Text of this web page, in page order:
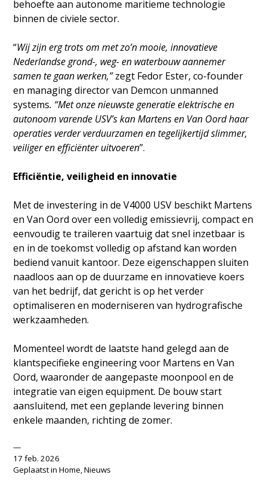
behoefte aan autonome maritieme technologie
binnen de civiele sector.
“Wij zijn erg trots om met zo’n mooie, innovatieve
Nederlandse grond-, weg- en waterbouw aannemer
samen te gaan werken,”zegt Fedor Ester, co-founder
en managing director van Demcon unmanned
systems. “Met onze nieuwste generatie elektrische en
autonoom varende USV’s kan Martens en Van Oord haar
operaties verder verduurzamen en tegelijkertijd slimmer,
veiliger en efficiënter uitvoeren”.
Efficiëntie, veiligheid en innovatie
Met de investering in de V4000 USV beschikt Martens
en Van Oord over een volledig emissievrij, compact en
eenvoudig te traileren vaartuig dat snel inzetbaar is
en in de toekomst volledig op afstand kan worden
bediend vanuit kantoor. Deze eigenschappen sluiten
naadloos aan op de duurzame en innovatieve koers
van het bedrijf, dat gericht is op het verder
optimaliseren en moderniseren van hydrografische
werkzaamheden.
Momenteel wordt de laatste hand gelegd aan de
klantspecifieke engineering voor Martens en Van
Oord, waaronder de aangepaste moonpool en de
integratie van eigen equipment. De bouw start
aansluitend, met een geplande levering binnen
enkele maanden, richting de zomer.
17 feb. 2026
Geplaatst inHome,Nieuws